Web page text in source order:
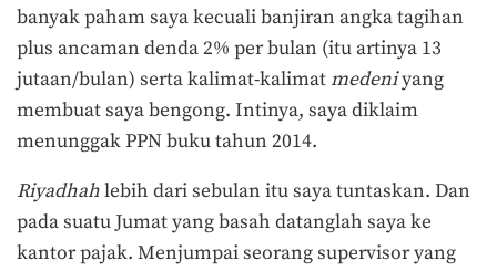
banyak paham saya kecuali banjiran angka tagihan
plus ancaman denda 2% per bulan (itu artinya 13
jutaan/bulan) serta kalimat-kalimatmedeniyang
membuat saya bengong. Intinya, saya diklaim
menunggak PPN buku tahun 2014.
Riyadhahlebih dari sebulan itu saya tuntaskan. Dan
pada suatu Jumat yang basah datanglah saya ke
kantor pajak. Menjumpai seorang supervisor yang